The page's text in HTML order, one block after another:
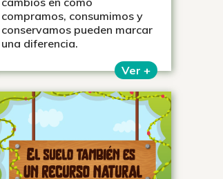
compramos, consumimos y
conservamos pueden marcar
una diferencia.
Ver +